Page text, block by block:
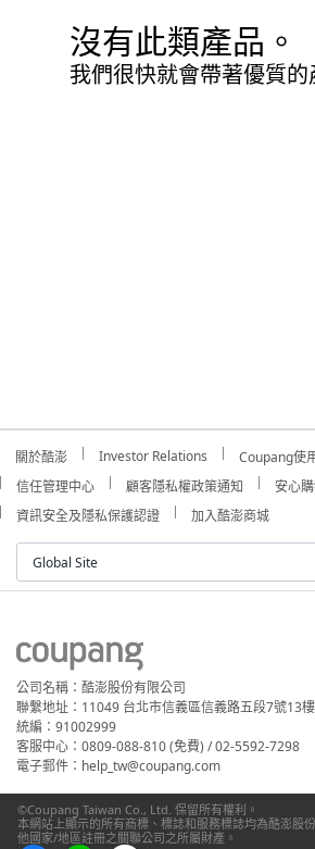
沒有此類產品。
我們很快就會帶著優質的
關於酷澎 Investor Relations Coupang使
信任管理中心
顧客隱私權政策通知 安心
資訊安全及隱私保護認證
加入酷澎商城
Global Site
公司名稱：酷澎股份有限公司
聯繫地址：11049 台北市信義區信義路五段7號13
統編：91002999
客服中心：0809-088-810 (免費) / 02-5592-7298
電子郵件：help_tw@coupang.com
©Coupang Taiwan Co., Ltd. 保留所有權利。
本網站上顯示的所有商標、標誌和服務標誌均為酷澎股
他國家/地區註冊之關聯公司之所屬財產。